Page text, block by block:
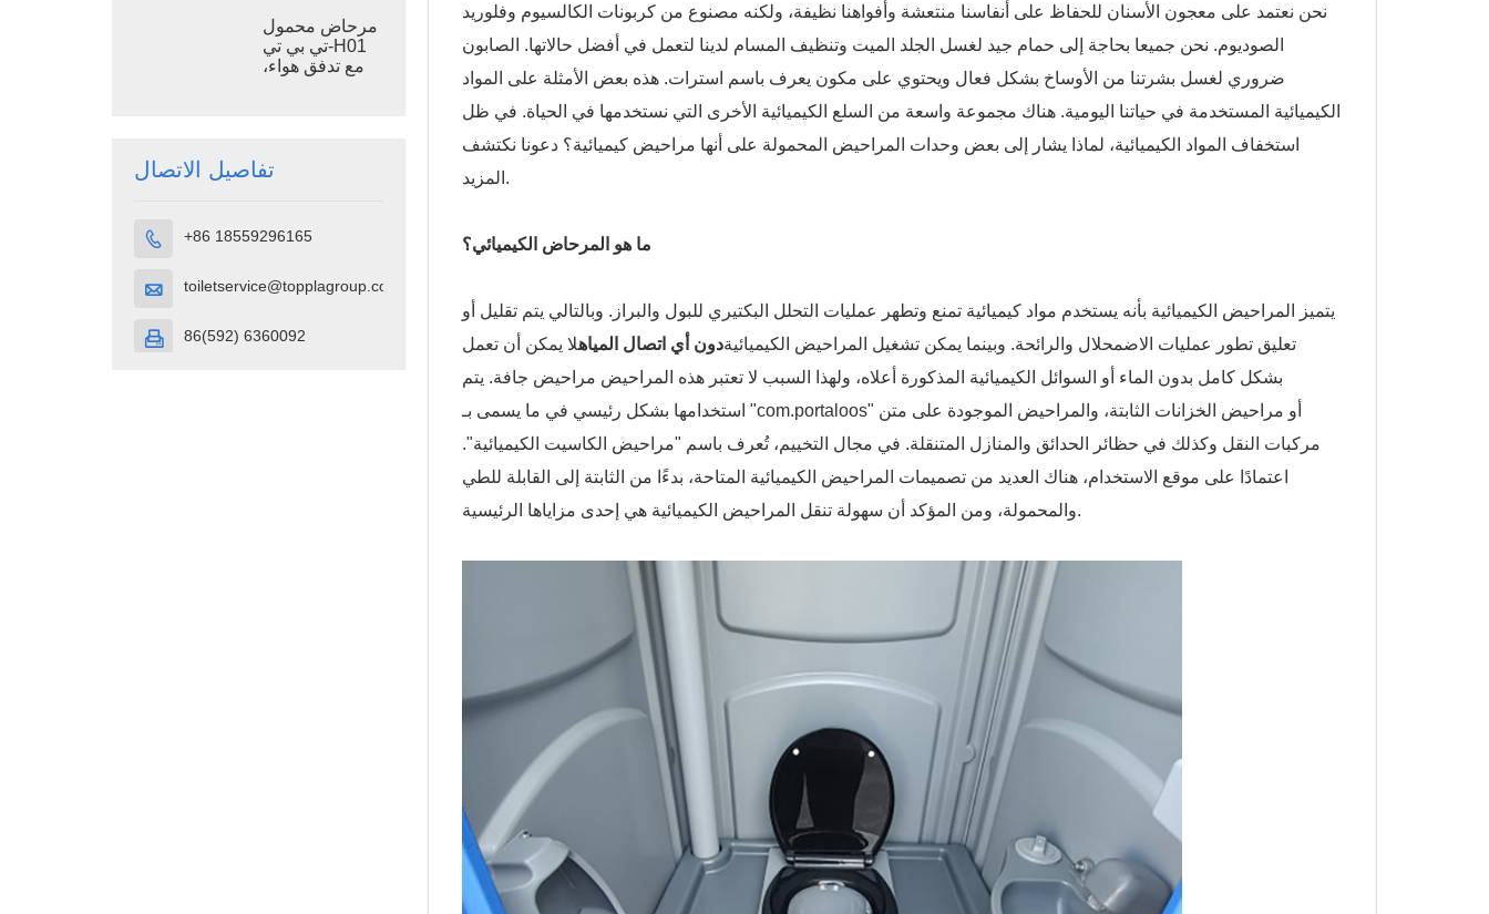
لدورات المياه
في مواقع البناء
مرحاض محمول
تي بي تي-H01
مع تدفق هواء،
عالي الكثافةتفاصيل الاتصال
 +86 18559296165
 toiletservice@topplagroup.com
 86(592) 6360092
نحن نعتمد على معجون الأسنان للحفاظ على أنفاسنا منتعشة وأفواهنا نظيفة، ولكنه مصنوع من كربونات الكالسيوم وفلوريد
الصوديوم. نحن جميعا بحاجة إلى حمام جيد لغسل الجلد الميت وتنظيف المسام لدينا لتعمل في أفضل حالاتها. الصابون
ضروري لغسل بشرتنا من الأوساخ بشكل فعال ويحتوي على مكون يعرف باسم استرات. هذه بعض الأمثلة على المواد
الكيميائية المستخدمة في حياتنا اليومية. هناك مجموعة واسعة من السلع الكيميائية الأخرى التي نستخدمها في الحياة. في ظل
استخفاف المواد الكيميائية، لماذا يشار إلى بعض وحدات المراحيض المحمولة على أنها مراحيض كيميائية؟ دعونا نكتشف
المزيد.
ما هو المرحاض الكيميائي؟
يتميز المراحيض الكيميائية بأنه يستخدم مواد كيميائية تمنع وتطهر عمليات التحلل البكتيري للبول والبراز. وبالتالي يتم تقليل أو
تعليق تطور عمليات الاضمحلال والرائحة. وبينما يمكن تشغيل المراحيض الكيميائيةدون أي اتصال المياهلا يمكن أن تعمل
بشكل كامل بدون الماء أو السوائل الكيميائية المذكورة أعلاه، ولهذا السبب لا تعتبر هذه المراحيض مراحيض جافة. يتم
استخدامها بشكل رئيسي في ما يسمى بـ "com.portaloos" أو مراحيض الخزانات الثابتة، والمراحيض الموجودة على متن
مركبات النقل وكذلك في حظائر الحدائق والمنازل المتنقلة. في مجال التخييم، تُعرف باسم "مراحيض الكاسيت الكيميائية".
اعتمادًا على موقع الاستخدام، هناك العديد من تصميمات المراحيض الكيميائية المتاحة، بدءًا من الثابتة إلى القابلة للطي
والمحمولة، ومن المؤكد أن سهولة تنقل المراحيض الكيميائية هي إحدى مزاياها الرئيسية.